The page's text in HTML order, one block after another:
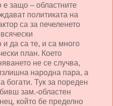
е защо – областните
политиката на
са за печеленето
да са те, и са много
план. Което
не се случва,
народна пара, а
богати. Тук за пореден
зам.-областен
който бе пределно